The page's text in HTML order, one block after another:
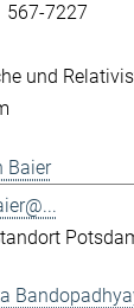
567-7227
und
Baier